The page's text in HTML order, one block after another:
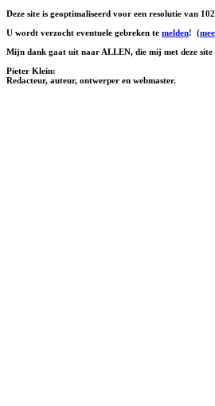
Deze site is geoptimaliseerd voor een resolutie van
U wordt verzocht eventuele gebreken te melden! (
Mijn dank gaat uit naar ALLEN, die mij met deze site
Pieter Klein:
Redacteur, auteur, ontwerper en webmaster.